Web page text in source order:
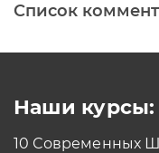
Список
Наши курсы:
10 Современных